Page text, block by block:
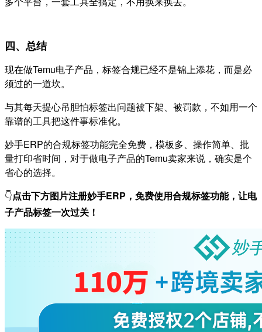
四、总结
现在做Temu电子产品，标签合规已经不是锦上添花，而是必
须过的一道坎。
与其每天提心吊胆怕标签出问题被下架、被罚款，不如用一个
靠谱的工具把这件事标准化。
妙手ERP的合规标签功能完全免费，模板多、操作简单、批
量打印省时间，对于做电子产品的Temu卖家来说，确实是个
省心的选择。
👇点击下方图片注册妙手ERP，免费使用合规标签功能，让电
子产品标签一次过关！